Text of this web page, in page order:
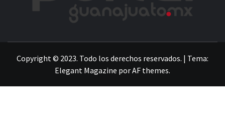
Copyright © 2023. Todo los derechos reservados. | Tema:
Elegant Magazine porAF themes.